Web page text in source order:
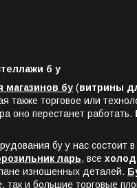
б у
магазинов бу (витрины
также торговое или
оно перестанет работать.
бу у нас состоит
ларь, все
изношенных деталей.
так и большие торговые